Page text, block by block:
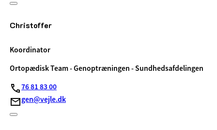
Christoffer
Koordinator
Ortopædisk Team - Genoptræningen - Sundhedsafdelingen
76 81 83 00
gen@vejle.dk